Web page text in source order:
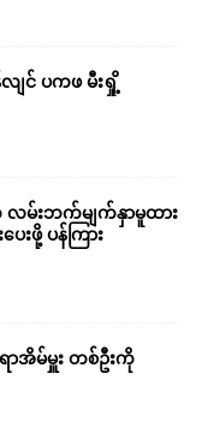
ျင် ပကဖ မီးရှို့
လမ်းဘက်မျက်နှာမူထား
းဖို့ ပန်ကြား
ာအိမ်မှူး တစ်ဦးကို